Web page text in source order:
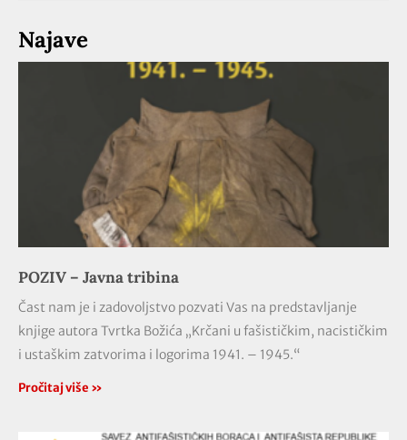
Najave
POZIV – Javna tribina
Čast nam je i zadovoljstvo pozvati Vas na predstavljanje
knjige autora Tvrtka Božića „Krčani u fašističkim, nacističkim
i ustaškim zatvorima i logorima 1941. – 1945.“
Pročitaj više »